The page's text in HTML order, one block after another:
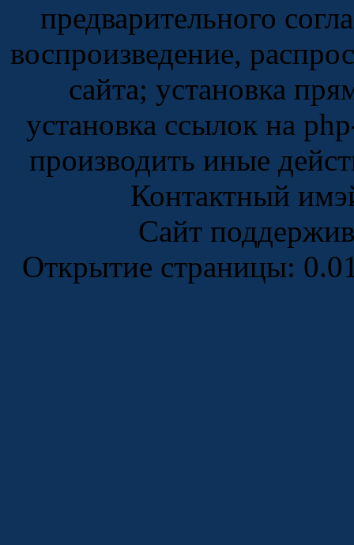
предварительного
воспроизведение,
сайта; установка
установка ссылок на
производить иные
Контактный
Сайт
Открытие страницы: